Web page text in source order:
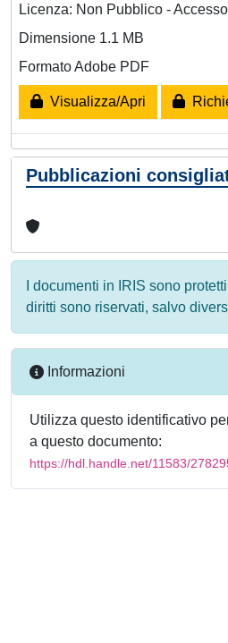
Licenza: Non Pubblico -
Dimensione 1.1 MB
Formato Adobe PDF
Visualizza/Apri
Pubblicazioni
I documenti in IRIS sono
diritti sono riservati, salvo
Informazioni
Utilizza questo identificativo
a questo documento:
https://hdl.handle.net/11583/